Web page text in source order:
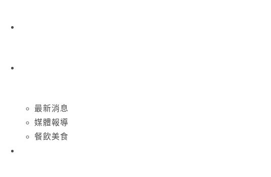
最新消息
媒體報導
餐飲美食